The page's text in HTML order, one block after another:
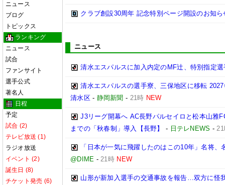
ニュース
ブログ
トピックス
ランキング
ニュース
試合
ファンサイト
選手公式
著名人
日程
予定
試合 (2)
テレビ放送 (1)
ラジオ放送
イベント (2)
誕生日 (8)
チケット発売 (6)
クラブ創設30周年 記念特別ページ開設のお知ら
ニュース
清水エスパルスに加入内定のMF辻、特別指定
清水エスパルスの選手寮、三保地区に移転
清水区- 静岡新聞 - 21時 NEW
J3リーグ開幕へ AC長野パルセイロと松本山雅
までの「秋春制」導入【長野】
- 日テレNEWS -
「日本が一気に飛躍したのはこの10年」名将
@DIME -21時 NEW
山形が新加入選手の交通事故を報告…双方に怪